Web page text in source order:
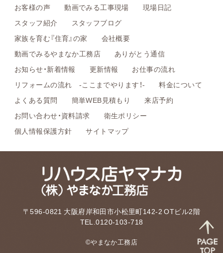
お客様の声
動画でみる工事現場
現場日記
スタッフ紹介
スタッフブログ
家族を育む『住育』の家
会社概要
動画でみるやまなか工務店
ありがとう通信
お知らせ・新着情報
更新情報
お仕事の流れ
リフォームの流れ -ここまでやります！-
料金について
よくある質問
簡単WEB見積もり
来店予約
お問い合わせ・資料請求
衛生ポリシー
個人情報保護方針
サイトマップ
〒596-0821 大阪府岸和田市小松里町142-2 OTビル2階
TEL.0120-103-718
©やまなか工務店